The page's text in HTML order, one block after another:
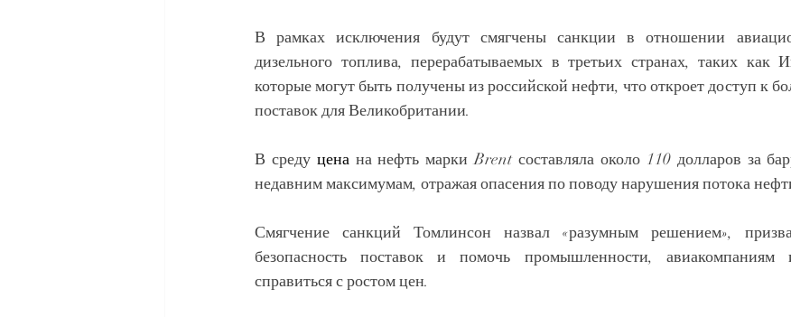
В рамках исключения будут смягчены санкции в отношении
дизельного топлива, перерабатываемых в третьих странах, таких
которые могут быть получены из российской нефти, что откроет доступ к
поставок для Великобритании.
В среду цена на нефть марки Brent составляла около 110 долларов за
недавним максимумам, отражая опасения по поводу нарушения потока
Смягчение санкций Томлинсон назвал «разумным решением»,
безопасность поставок и помочь промышленности, авиакомпаниям
справиться с ростом цен.